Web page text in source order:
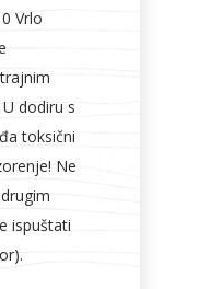
Vrlo
dodiru s
toksični
Ne
ispuštati